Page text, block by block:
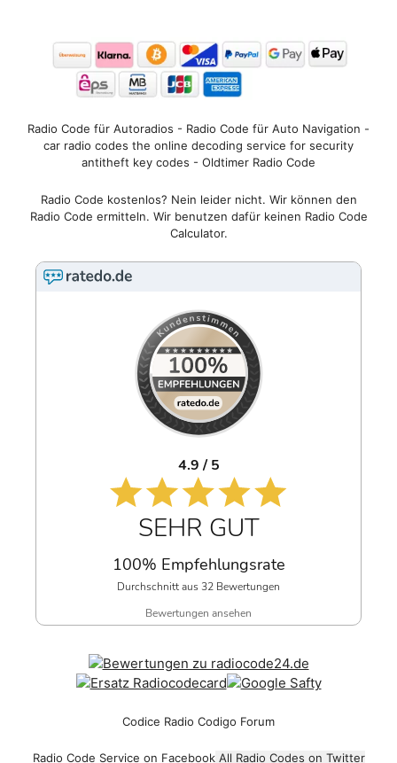
Radio Code für Autoradios - Radio Code für Auto Navigation -
car radio codes the online decoding service for security
antitheft key codes - Oldtimer Radio Code
Radio Code kostenlos? Nein leider nicht. Wir können den
Radio Code ermitteln. Wir benutzen dafür keinen Radio Code
Calculator.
4.9 / 5
SEHR GUT
100% Empfehlungsrate
Durchschnitt aus 32 Bewertungen
Bewertungen ansehen
Codice Radio Codigo Forum
Radio Code Service on Facebook All Radio Codes on Twitter